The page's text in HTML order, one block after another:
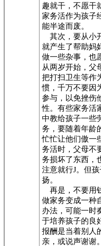
趣就干，不愿干
家务活作为孩子
能半途而废。
其次，要从小
就产生了帮助妈
做一些杂事，也
从两岁开始，父
把打扫卫生等作
惯，千万不要因
参与，以免挫伤
性。有些家务活
中教给孩子一些
务，要随着年龄
忙忙让他们傲一
务活时，父母不
务损坏了东西，
注意就行J。但
扬。
再是，不要用
做家务变成一种
办法，可能一时
于培养孩子的良
报酬是当着别人
亲，或说声谢谢。